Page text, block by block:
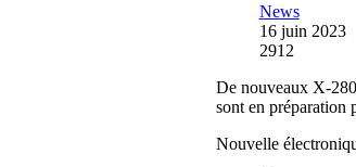
News
16 juin 2023
2912
De nouveaux X-
sont en préparation
Nouvelle